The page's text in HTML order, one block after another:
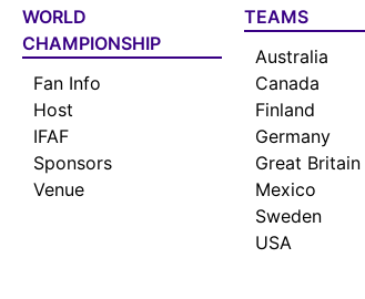
WORLD
CHAMPIONSHIP
Fan Info
Host
IFAF
Sponsors
Venue
TEAMS
Australia
Canada
Finland
Germany
Great Britain
Mexico
Sweden
USA